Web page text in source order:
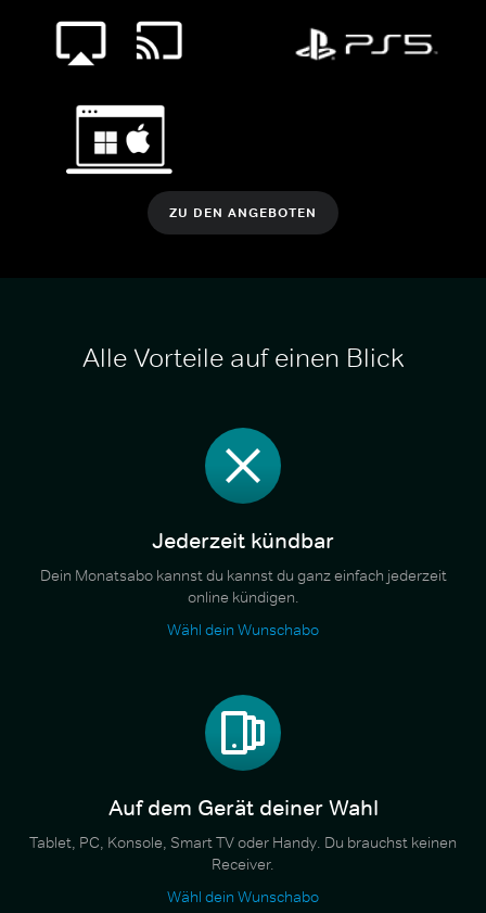
ZU DEN ANGEBOTEN
Alle Vorteile auf einen Blick
Jederzeit kündbar
Dein Monatsabo kannst du kannst du ganz einfach jederzeit
online kündigen.
Wähl dein Wunschabo
Auf dem Gerät deiner Wahl
Tablet, PC, Konsole, Smart TV oder Handy. Du brauchst keinen
Receiver.
Wähl dein Wunschabo